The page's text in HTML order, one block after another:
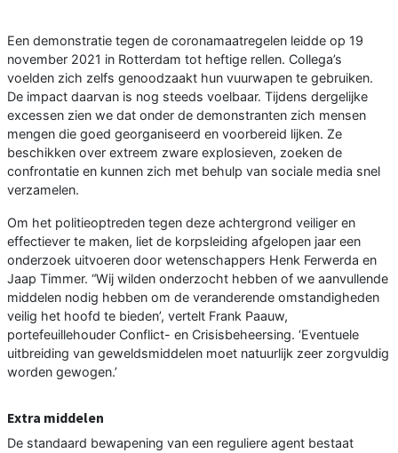
Een demonstratie tegen de coronamaatregelen leidde op 19
november 2021 in Rotterdam tot heftige rellen. Collega’s
voelden zich zelfs genoodzaakt hun vuurwapen te gebruiken.
De impact daarvan is nog steeds voelbaar. Tijdens dergelijke
excessen zien we dat onder de demonstranten zich mensen
mengen die goed georganiseerd en voorbereid lijken. Ze
beschikken over extreem zware explosieven, zoeken de
confrontatie en kunnen zich met behulp van sociale media snel
verzamelen.
Om het politieoptreden tegen deze achtergrond veiliger en
effectiever te maken, liet de korpsleiding afgelopen jaar een
onderzoek uitvoeren door wetenschappers Henk Ferwerda en
Jaap Timmer. “Wij wilden onderzocht hebben of we aanvullende
middelen nodig hebben om de veranderende omstandigheden
veilig het hoofd te bieden’, vertelt Frank Paauw,
portefeuillehouder Conflict- en Crisisbeheersing. ‘Eventuele
uitbreiding van geweldsmiddelen moet natuurlijk zeer zorgvuldig
worden gewogen.’
Extra middelen
De standaard bewapening van een reguliere agent bestaat